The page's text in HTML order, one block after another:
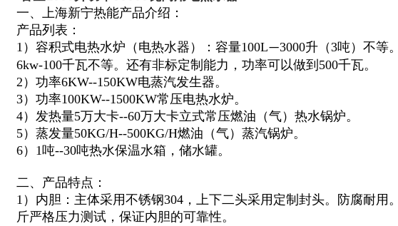
一、上海新宁热能产品介绍：
产品列表：
1）容积式电热水炉（电热水器）：容量100L—3000升（3吨）不等
6kw-100千瓦不等。还有非标定制能力，功率可以做到500千瓦。
2）功率6KW--150KW电蒸汽发生器。
3）功率100KW--1500KW常压电热水炉。
4）发热量5万大卡--60万大卡立式常压燃油（气）热水锅炉。
5）蒸发量50KG/H--500KG/H燃油（气）蒸汽锅炉。
6）1吨--30吨热水保温水箱，储水罐。
二、产品特点：
1）内胆：主体采用不锈钢304，上下二头采用定制封头。防腐耐用
斤严格压力测试，保证内胆的可靠性。